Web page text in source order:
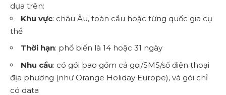
dựa trên:
Khu vực: châu Âu, toàn cầu hoặc từng quốc gia cụ
thể
Thời hạn: phổ biến là 14 hoặc 31 ngày
Nhu cầu: có gói bao gồm cả gọi/SMS/số điện thoại
địa phương (như Orange Holiday Europe), và gói chỉ
có data